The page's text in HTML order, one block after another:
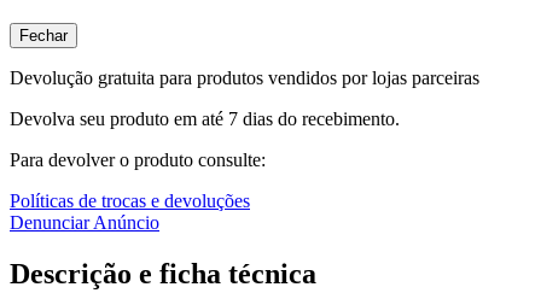
Fechar
Devolução gratuita para produtos vendidos por lojas parceiras
Devolva seu produto em até 7 dias do recebimento.
Para devolver o produto consulte:
Políticas de trocas e devoluções
Denunciar Anúncio
Descrição e ficha técnica